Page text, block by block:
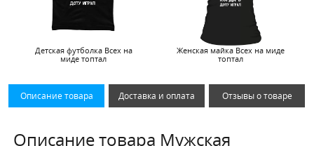
Детская футболка Всех на
миде топтал
Женская майка Всех на миде
топтал
Описание товара Доставка и оплата Отзывы о товаре
Описание товара Мужская